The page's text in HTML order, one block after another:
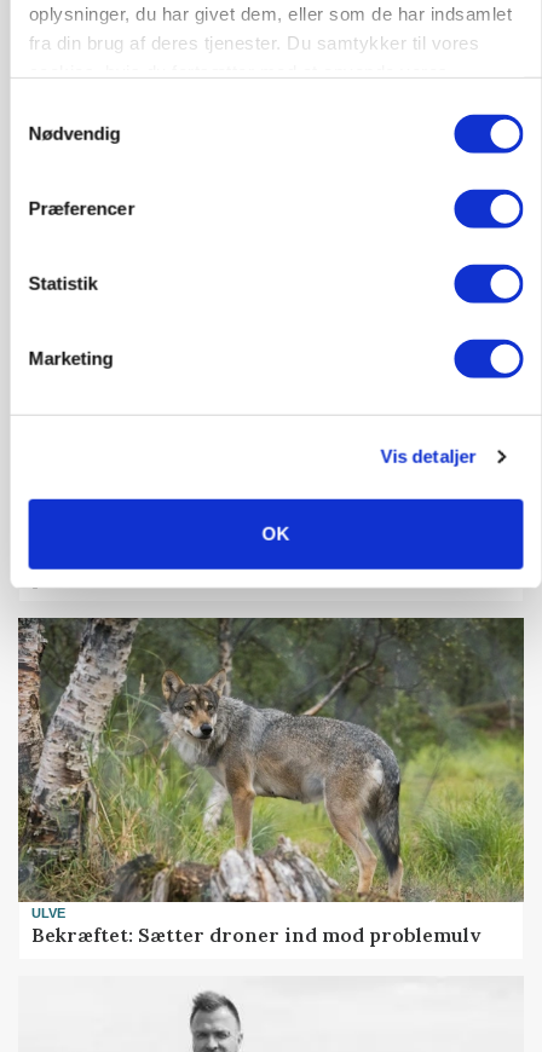
oplysninger, du har givet dem, eller som de har indsamlet
fra din brug af deres tjenester. Du samtykker til vores
Nødvendig
Præferencer
Statistik
Marketing
Vis detaljer
OK
Annonce
Før såmaskinen kører: Her er efterårets største
presset marked for oksekød
ULVE
Bekræftet: Sætter droner ind mod problemulv